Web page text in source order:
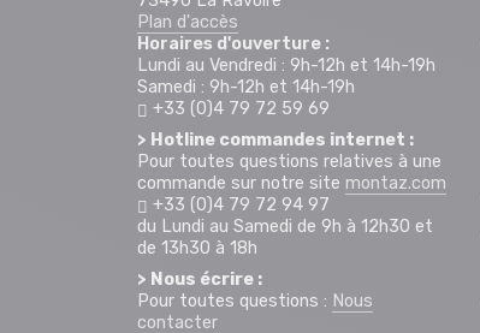
Plan d'accès
Horaires d'ouverture :
Lundi au Vendredi : 9h-12h et 14h-19h
Samedi : 9h-12h et 14h-19h
+33 (0)4 79 72 59 69
> Hotline commandes internet :
Pour toutes questions relatives à une
commande sur notre site montaz.com
+33 (0)4 79 72 94 97
du Lundi au Samedi de 9h à 12h30 et
de 13h30 à 18h
> Nous écrire :
Pour toutes questions : Nous
contacter